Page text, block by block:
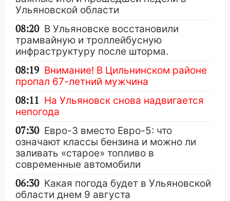
Ульяновской области
08:20 В Ульяновске восстановили
трамвайную и троллейбусную
инфраструктуру после шторма.
08:19 Внимание! В Цильнинском районе
пропал 67-летний мужчина
08:11 На Ульяновск снова надвигается
непогода
07:30 Евро-3 вместо Евро-5: что
означают классы бензина и можно ли
заливать «старое» топливо в
современные автомобили
06:30 Какая погода будет в Ульяновской
области днем 9 августа